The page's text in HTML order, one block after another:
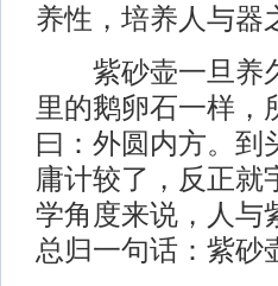
养性，培养人与器
紫砂壶一旦养久
里的鹅卵石一样，
曰：外圆内方。到
庸计较了，反正就
学角度来说，人与
总归一句话：紫砂